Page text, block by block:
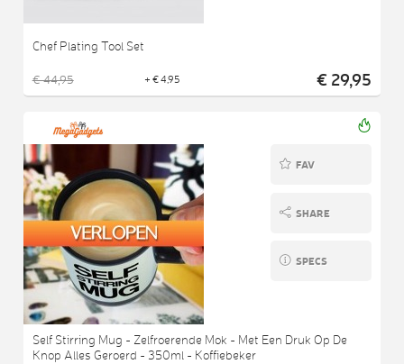
Chef Plating Tool Set
€ 44,95 + € 4,95 € 29,95
FAV
SHARE
SPECS
Self Stirring Mug - Zelfroerende Mok - Met Een Druk Op De
Knop Alles Geroerd - 350ml - Koffiebeker